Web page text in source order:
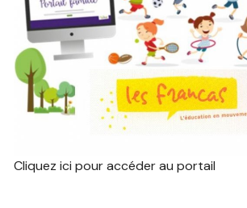
Cliquez ici pour accéder au portail